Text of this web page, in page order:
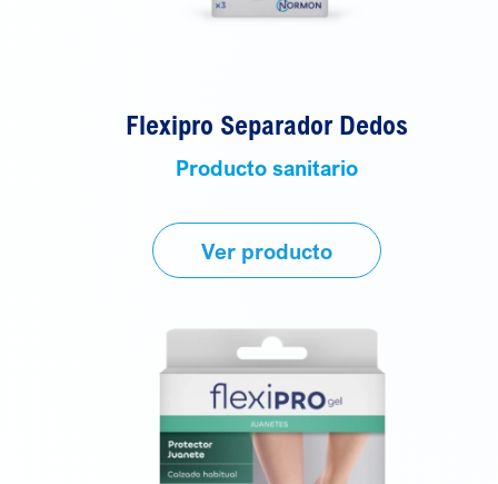
Flexipro Separador Dedos
Producto sanitario
Ver producto